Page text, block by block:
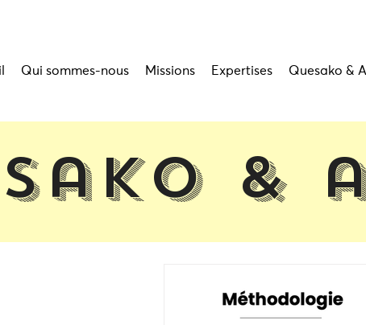
Qui sommes-nous Missions Expertises Quesako &
&